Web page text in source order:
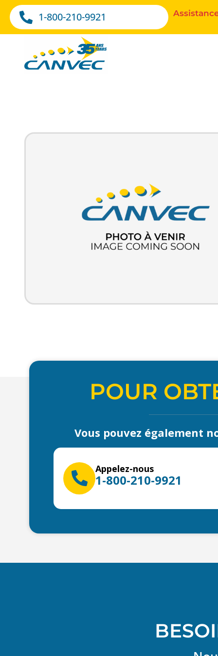
1-800-210-9921
POUR
Vous pouvez également
Appelez-nous
1-800-210-9921